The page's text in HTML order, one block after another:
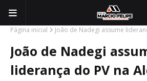
Página inicial João de Nadegi assume
João de Nadegi
liderança do PV na